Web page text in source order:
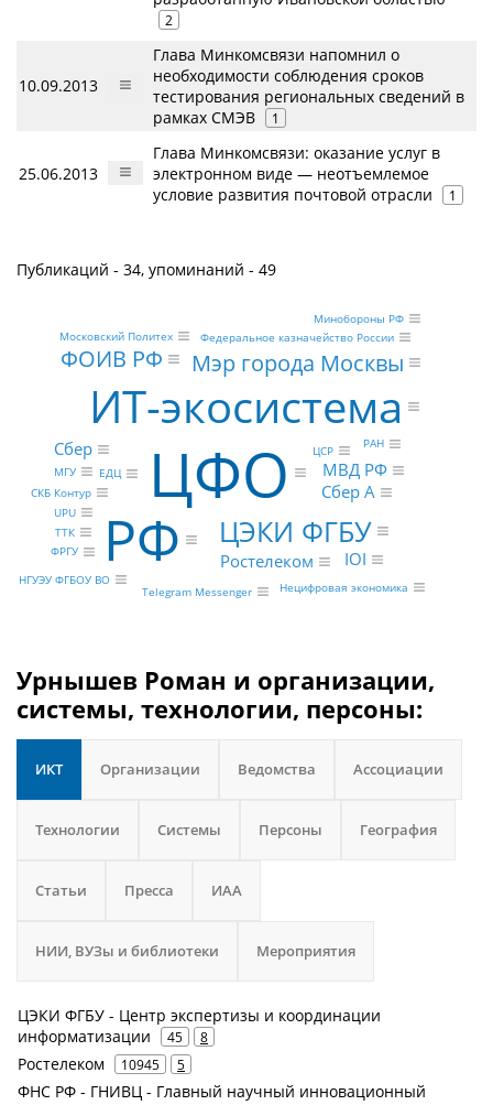
2
10.09.2013
Глава Минкомсвязи напомнил о
необходимости соблюдения сроков
тестирования региональных сведений в
рамках СМЭВ
1
25.06.2013
Глава Минкомсвязи: оказание услуг в
электронном виде — неотъемлемое
условие развития почтовой отрасли
1
Публикаций - 34, упоминаний - 49
ЦФО
РФ
ИТ-экосистема
ЦЭКИ ФГБУ
Мэр города Москвы
ФОИВ РФ
Ростелеком
Сбер А
МВД РФ
Сбер
IOI
ЦСР
ЕДЦ
СКБ Контур
Федеральное казначейство России
НГУЭУ ФГБОУ ВО
МГУ
UPU
ТТК
Telegram Messenger
ФРГУ
Нецифровая экономика
Минобороны РФ
РАН
Московский Политех
Урнышев Роман и организации,
системы, технологии, персоны:
ИКТ Организации Ведомства Ассоциации
Технологии Системы Персоны География
Статьи Пресса ИАА
НИИ, ВУЗы и библиотеки Мероприятия
ЦЭКИ ФГБУ - Центр экспертизы и координации
информатизации
45 8
Ростелеком 10945 5
ФНС РФ - ГНИВЦ - Главный научный инновационный